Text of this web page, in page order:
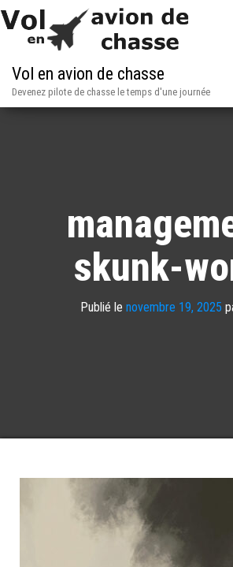
Vol en avion de chasse
Devenez pilote de chasse le temps d'une journée
skunk-
Publié le novembre 19, 2025